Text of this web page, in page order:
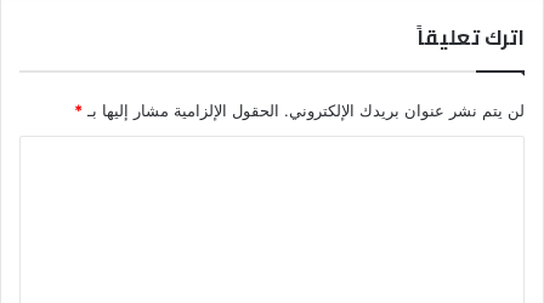
اترك تعليقاً
لن يتم نشر عنوان بريدك الإلكتروني. الحقول الإلزامية مشار إليها بـ *